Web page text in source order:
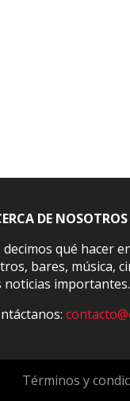
DE NOSOTROS
decimos qué hacer
bares, música,
noticias importantes.
Términos y